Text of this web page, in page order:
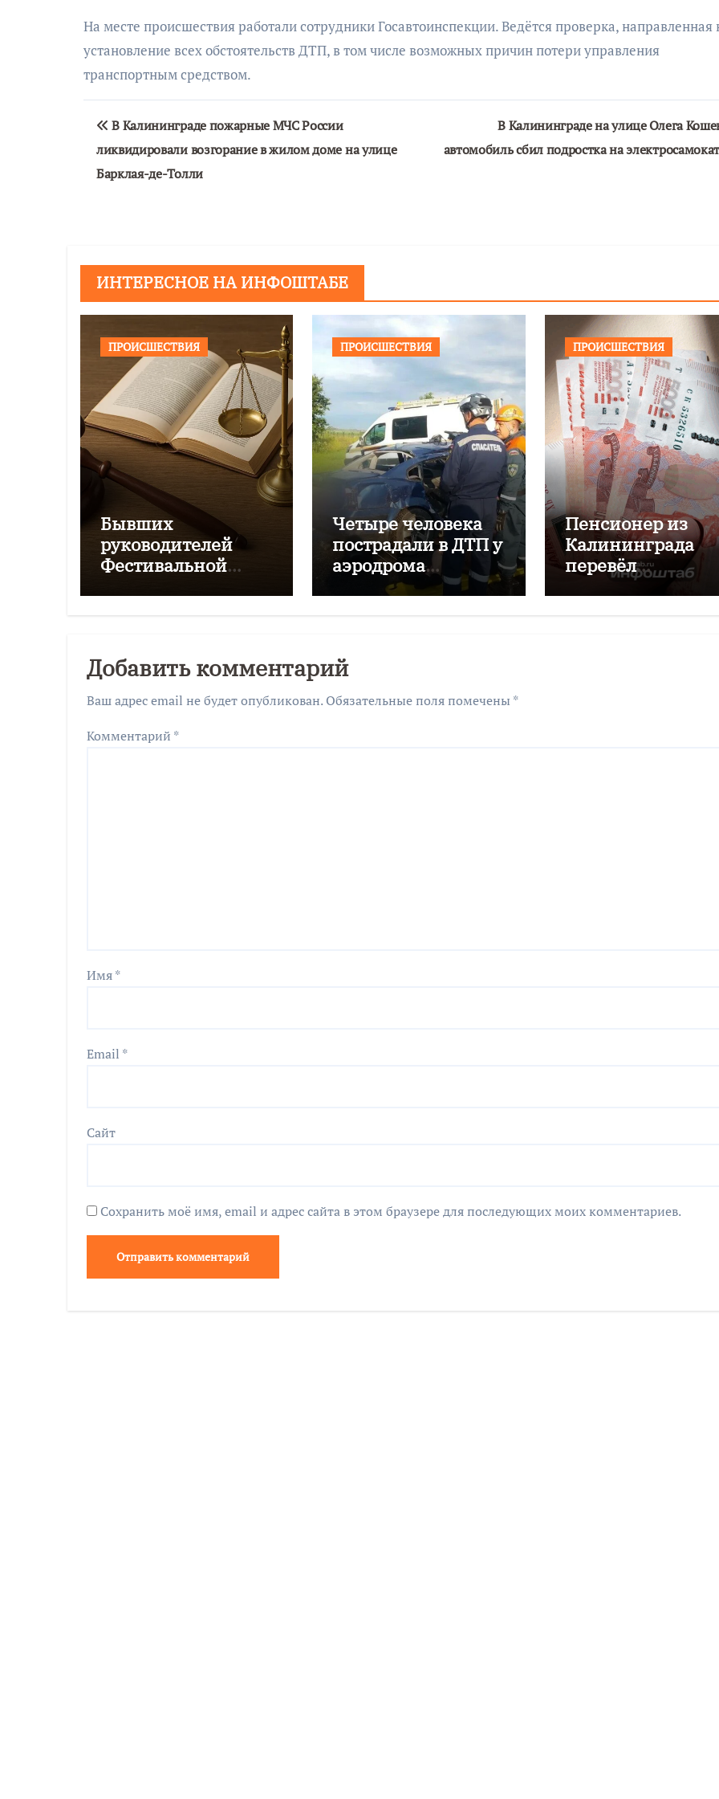
На месте происшествия работали сотрудники Госавтоинспекции. Ведётся проверка, направленная
установление всех обстоятельств ДТП, в том числе возможных причин потери управления
транспортным средством.
Навигация
по
записям
В Калининграде пожарные МЧС России
ликвидировали возгорание в жилом доме на улице
Барклая-де-Толли
В Калининграде на улице Олега
автомобиль сбил подростка на
ИНТЕРЕСНОЕ НА ИНФОШТАБЕ
ПРОИСШЕСТВИЯ
Бывших
руководителей
Фестивальной
ПРОИСШЕСТВИЯ
Четыре человека
пострадали в ДТП у
аэродрома
Чкаловский
ПРОИСШЕСТВИЯ
Пенсионер из
Калининграда
перевёл
мошенникам
Добавить комментарий
Ваш адрес email не будет опубликован. Обязательные поля помечены *
Комментарий *
Имя*
Email *
Сайт
Сохранить моё имя, email и адрес сайта в этом браузере для последующих моих комментариев.